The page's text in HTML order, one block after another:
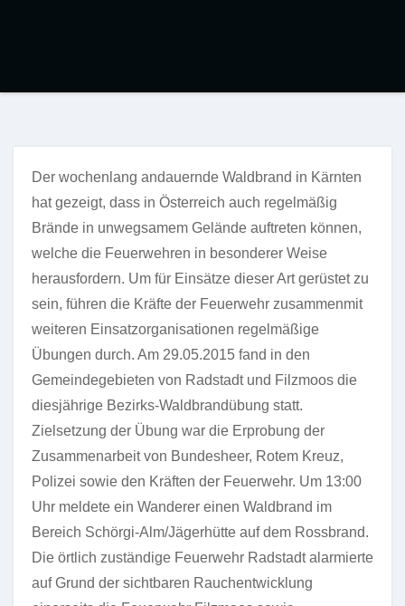
Der wochenlang andauernde Waldbrand in Kärnten
hat gezeigt, dass in Österreich auch regelmäßig
Brände in unwegsamem Gelände auftreten können,
welche die Feuerwehren in besonderer Weise
herausfordern. Um für Einsätze dieser Art gerüstet zu
sein, führen die Kräfte der Feuerwehr zusammenmit
weiteren Einsatzorganisationen regelmäßige
Übungen durch. Am 29.05.2015 fand in den
Gemeindegebieten von Radstadt und Filzmoos die
diesjährige Bezirks-Waldbrandübung statt.
Zielsetzung der Übung war die Erprobung der
Zusammenarbeit von Bundesheer, Rotem Kreuz,
Polizei sowie den Kräften der Feuerwehr. Um 13:00
Uhr meldete ein Wanderer einen Waldbrand im
Bereich Schörgi-Alm/Jägerhütte auf dem Rossbrand.
Die örtlich zuständige Feuerwehr Radstadt alarmierte
auf Grund der sichtbaren Rauchentwicklung